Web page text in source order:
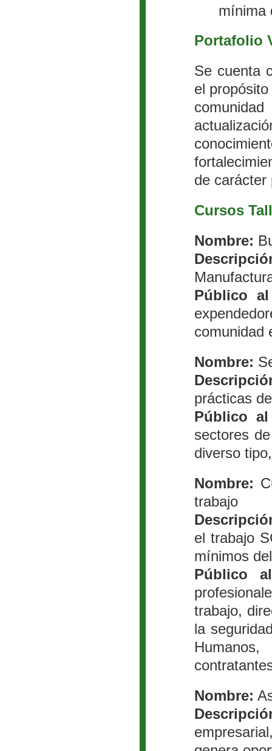
mínima
Portafolio
Se cuenta
el
de carácter
Cursos
Nombre:
Público
comunidad
Nombre:
prácticas
Público
sectores
diverso
Nombre:
trabajo
el trabajo
mínimos
Público
trabajo,
la
Nombre: